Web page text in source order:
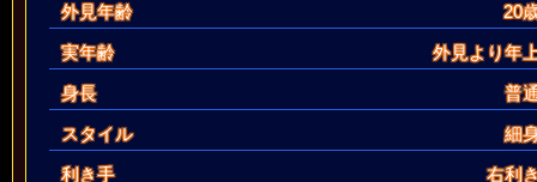
外見年齢
20
実年齢
外見より年
身長
普
スタイル
細
利き手
右利